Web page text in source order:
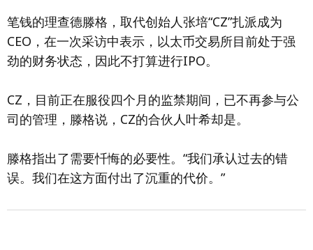
笔钱的理查德滕格，取代创始人张培“CZ”扎派成为
CEO，在一次采访中表示，以太币交易所目前处于强
劲的财务状态，因此不打算进行IPO。
CZ，目前正在服役四个月的监禁期间，已不再参与公
司的管理，滕格说，CZ的合伙人叶希却是。
滕格指出了需要忏悔的必要性。“我们承认过去的错
误。我们在这方面付出了沉重的代价。”